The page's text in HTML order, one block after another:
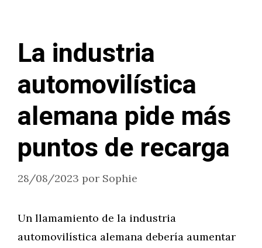
La industria
automovilística
alemana pide más
puntos de recarga
28/08/2023 por Sophie
Un llamamiento de la industria
automovilística alemana debería aumentar